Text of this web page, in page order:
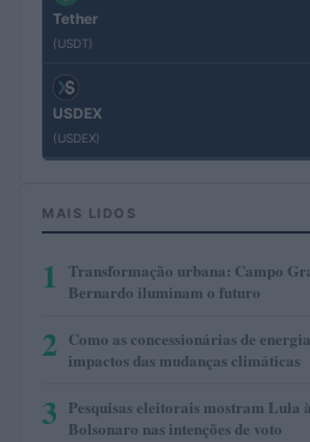
Tether
(USDT)
USDEX
(USDEX)
MAIS LIDOS
1 Transformação urbana: Campo
Bernardo iluminam o futuro
2 Como as concessionárias de
impactos das mudanças climáticas
3 Pesquisas eleitorais mostram Lula
Bolsonaro nas intenções de voto